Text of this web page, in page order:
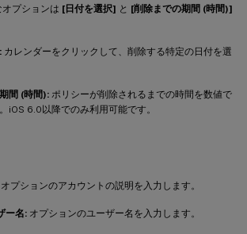
プションは [日付を選択] と [削除までの期間 (時間)]
カレンダーをクリックして、削除する特定の日付を選
間 (時間): ポリシーが削除されるまでの時間を数値で
iOS 6.0以降でのみ利用可能です。
オプションのアカウントの説明を入力します。
ー名: オプションのユーザー名を入力します。